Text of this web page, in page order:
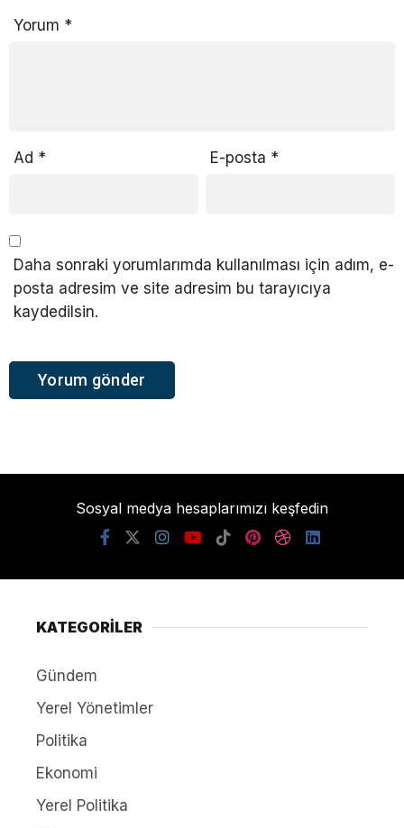
Yorum *
Ad * E-posta *
Daha sonraki yorumlarımda kullanılması için adım, e-
posta adresim ve site adresim bu tarayıcıya
kaydedilsin.
Sosyal medya hesaplarımızı keşfedin
KATEGORİLER
Gündem
Yerel Yönetimler
Politika
Ekonomi
Yerel Politika